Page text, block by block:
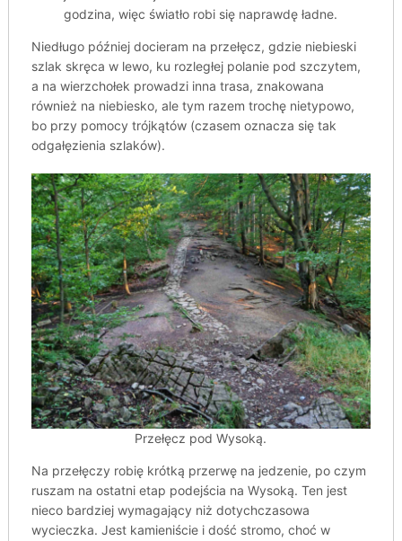
godzina, więc światło robi się naprawdę ładne.
Niedługo później docieram na przełęcz, gdzie niebieski
szlak skręca w lewo, ku rozległej polanie pod szczytem,
a na wierzchołek prowadzi inna trasa, znakowana
również na niebiesko, ale tym razem trochę nietypowo,
bo przy pomocy trójkątów (czasem oznacza się tak
odgałęzienia szlaków).
Przełęcz pod Wysoką.
Na przełęczy robię krótką przerwę na jedzenie, po czym
ruszam na ostatni etap podejścia na Wysoką. Ten jest
nieco bardziej wymagający niż dotychczasowa
wycieczka. Jest kamieniście i dość stromo, choć w